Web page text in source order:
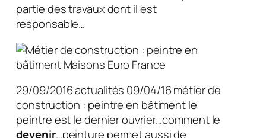
partie des travaux dont il est
responsable…
29/09/2016 actualités 09/04/16 métier de
construction : peintre en bâtiment le
peintre est le dernier ouvrier…comment le
devenir…peinture permet aussi de